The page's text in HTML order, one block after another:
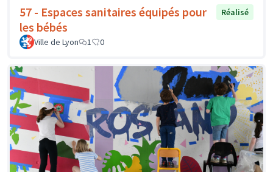
57 - Espaces sanitaires équipés pour
les bébés
Réalisé
Ville de Lyon 1 0